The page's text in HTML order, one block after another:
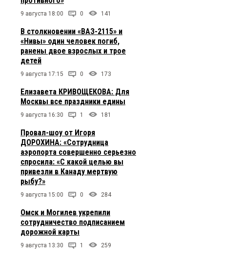
9 августа 18:00 0 141
В столкновении «ВАЗ-2115» и
«Нивы» один человек погиб,
ранены двое взрослых и трое
детей
9 августа 17:15 0 173
Елизавета КРИВОЩЕКОВА: Для
Москвы все праздники едины
9 августа 16:30 1 181
Провал-шоу от Игоря
ДОРОХИНА: «Сотрудница
аэропорта совершенно серьезно
спросила: «С какой целью вы
привезли в Канаду мертвую
рыбу?»
9 августа 15:00 0 284
Омск и Могилев укрепили
сотрудничество подписанием
дорожной карты
9 августа 13:30 1 259